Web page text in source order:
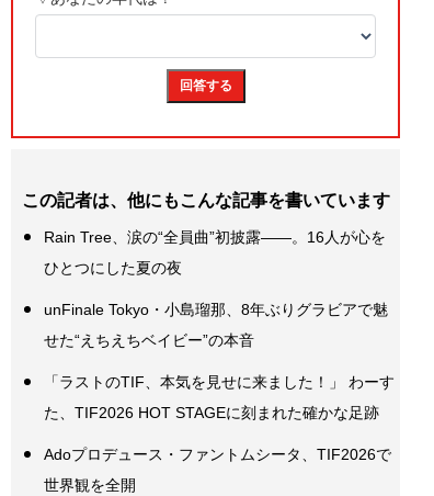
この記者は、他にもこんな記事を書いています
Rain Tree、涙の“全員曲”初披露――。16人が心を
ひとつにした夏の夜
unFinale Tokyo・小島瑠那、8年ぶりグラビアで魅
せた“えちえちベイビー”の本音
「ラストのTIF、本気を見せに来ました！」 わーす
た、TIF2026 HOT STAGEに刻まれた確かな足跡
Adoプロデュース・ファントムシータ、TIF2026で
世界観を全開